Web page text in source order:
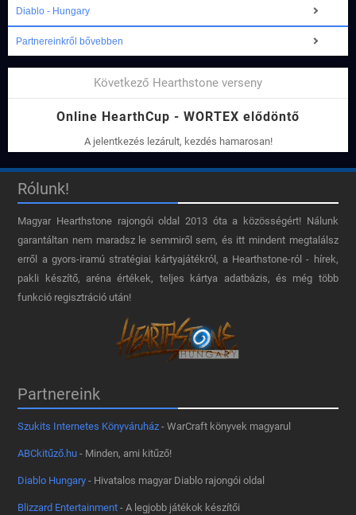
Diablo - Hungary
Partnereinkről bővebben
Következő Hearthstone verseny
Online HearthCup - WORTEX elődöntő
A jelentkezés lezárult, kezdés hamarosan!
Rólunk!
Magyar Hearthstone​ rajongói oldal 2013 óta a közösségért! Nálunk
garantáltan nem maradsz le semmiről sem, és itt mindent megtalálsz
erről a gyors-iramú stratégiai kártyajátékról, a Hearthstone-ról - hírek,
pakli készítő, aréna értékek, teljes kártya adatbázis, és még több
funkció regisztráció után!
Partnereink
Szukits Internetes Könyváruház - WarCraft könyvek magyarul
ABCkitűző.hu - Minden, ami kitűző!
Diablo Hungary - Hivatalos magyar Diablo rajongói oldal
Blizzard Entertainment - A legjobb játékok készítői